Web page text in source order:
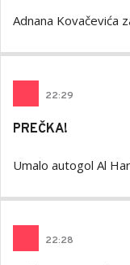
Adnana Kovačevića
22:29
PREČKA!
Umalo autogol Al
22:28